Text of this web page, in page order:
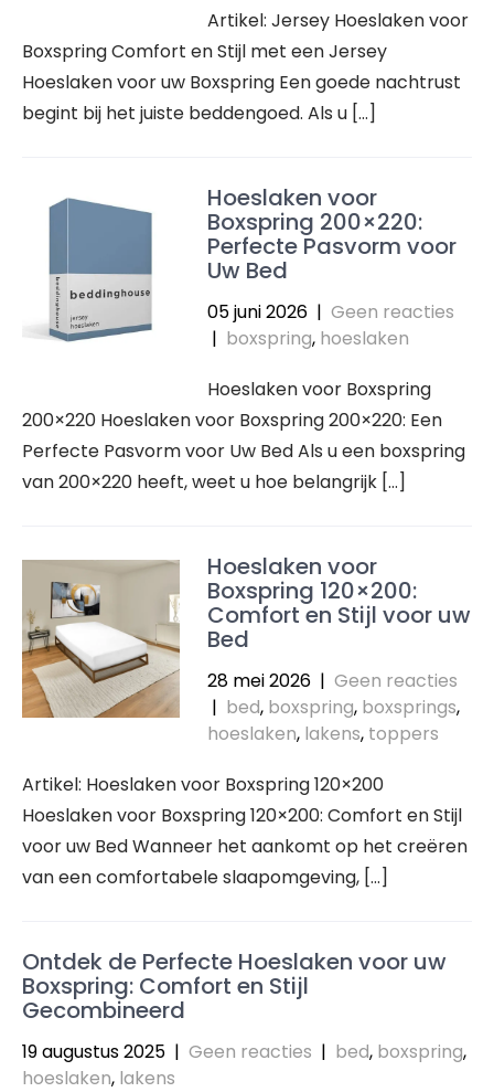
Artikel: Jersey Hoeslaken voor
Boxspring Comfort en Stijl met een Jersey
Hoeslaken voor uw Boxspring Een goede nachtrust
begint bij het juiste beddengoed. Als u […]
Hoeslaken voor
Boxspring 200×220:
Perfecte Pasvorm voor
Uw Bed
05 juni 2026 | Geen reacties
| boxspring, hoeslaken
Hoeslaken voor Boxspring
200×220 Hoeslaken voor Boxspring 200×220: Een
Perfecte Pasvorm voor Uw Bed Als u een boxspring
van 200×220 heeft, weet u hoe belangrijk […]
Hoeslaken voor
Boxspring 120×200:
Comfort en Stijl voor uw
Bed
28 mei 2026 | Geen reacties
| bed, boxspring, boxsprings,
hoeslaken, lakens, toppers
Artikel: Hoeslaken voor Boxspring 120×200
Hoeslaken voor Boxspring 120×200: Comfort en Stijl
voor uw Bed Wanneer het aankomt op het creëren
van een comfortabele slaapomgeving, […]
Ontdek de Perfecte Hoeslaken voor uw
Boxspring: Comfort en Stijl
Gecombineerd
19 augustus 2025 | Geen reacties | bed, boxspring,
hoeslaken, lakens